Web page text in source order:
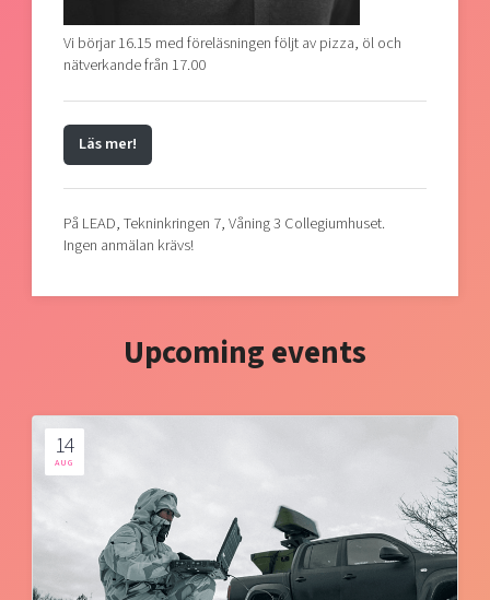
Vi börjar 16.15 med föreläsningen följt av pizza, öl och
nätverkande från 17.00
Läs mer!
På LEAD, Tekninkringen 7, Våning 3 Collegiumhuset.
Ingen anmälan krävs!
Upcoming events
14
AUG